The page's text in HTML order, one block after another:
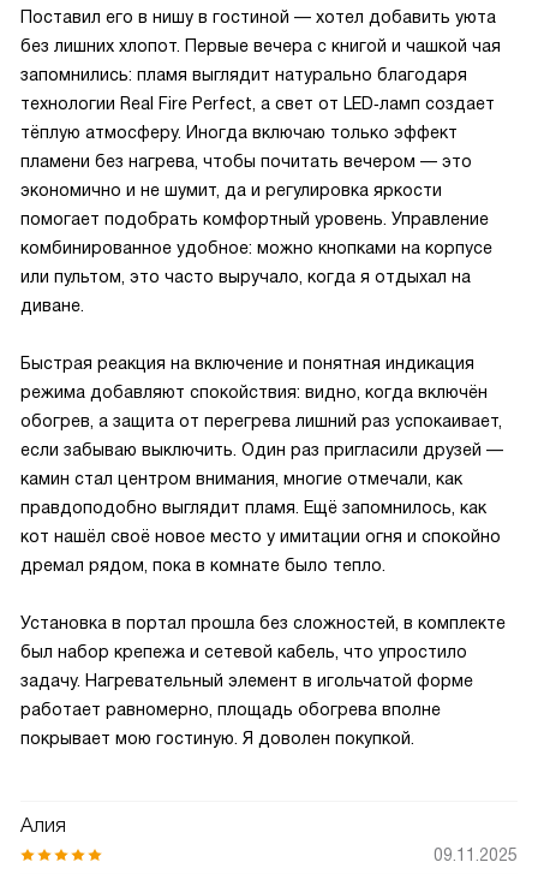
Поставил его в нишу в гостиной — хотел добавить уюта
без лишних хлопот. Первые вечера с книгой и чашкой чая
запомнились: пламя выглядит натурально благодаря
технологии Real Fire Perfect, а свет от LED‑ламп создает
тёплую атмосферу. Иногда включаю только эффект
пламени без нагрева, чтобы почитать вечером — это
экономично и не шумит, да и регулировка яркости
помогает подобрать комфортный уровень. Управление
комбинированное удобное: можно кнопками на корпусе
или пультом, это часто выручало, когда я отдыхал на
диване.
Быстрая реакция на включение и понятная индикация
режима добавляют спокойствия: видно, когда включён
обогрев, а защита от перегрева лишний раз успокаивает,
если забываю выключить. Один раз пригласили друзей —
камин стал центром внимания, многие отмечали, как
правдоподобно выглядит пламя. Ещё запомнилось, как
кот нашёл своё новое место у имитации огня и спокойно
дремал рядом, пока в комнате было тепло.
Установка в портал прошла без сложностей, в комплекте
был набор крепежа и сетевой кабель, что упростило
задачу. Нагревательный элемент в игольчатой форме
работает равномерно, площадь обогрева вполне
покрывает мою гостиную. Я доволен покупкой.
Алия
09.11.2025